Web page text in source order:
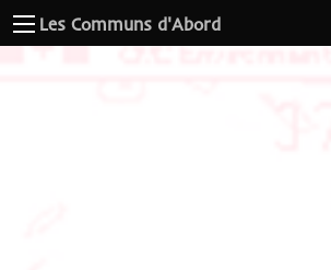
Les Communs d'Abord